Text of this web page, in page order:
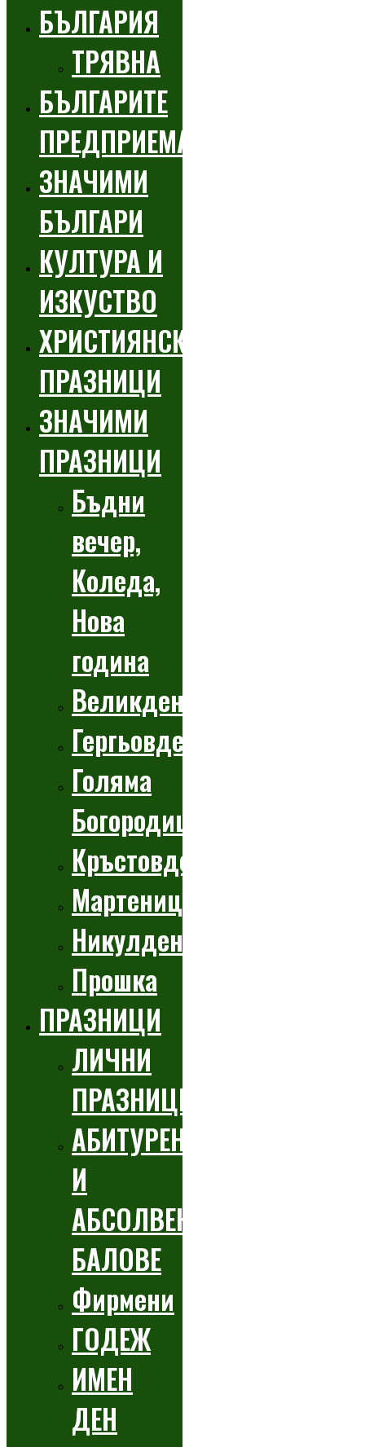
БЪЛГАРИЯ
ТРЯВНА
БЪЛГАРИТЕ
ПРЕДПРИЕМАЧИ
ЗНАЧИМИ
БЪЛГАРИ
КУЛТУРА И
ИЗКУСТВО
ХРИСТИЯНСКИ
ПРАЗНИЦИ
ЗНАЧИМИ
ПРАЗНИЦИ
Бъдни
вечер,
Коледа,
Нова
година
Великден
Гергьовден
Голяма
Богородица
Кръстовден
Мартеници
Никулден
Прошка
ПРАЗНИЦИ
ЛИЧНИ
ПРАЗНИЦИ
АБИТУРЕНТСКИ
И
АБСОЛВЕНТСКИ
БАЛОВЕ
Фирмени
ГОДЕЖ
ИМЕН
ДЕН